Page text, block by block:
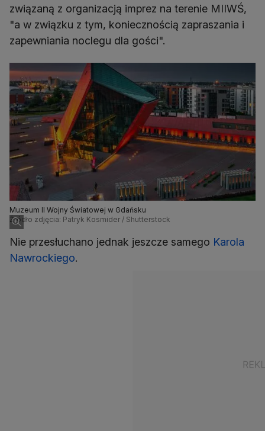
związaną z organizacją imprez na terenie MIIWŚ,
"a w związku z tym, koniecznością zapraszania i
zapewniania noclegu dla gości".
Muzeum II Wojny Światowej w Gdańsku
Źródło zdjęcia: Patryk Kosmider / Shutterstock
Nie przesłuchano jednak jeszcze samego Karola
Nawrockiego.